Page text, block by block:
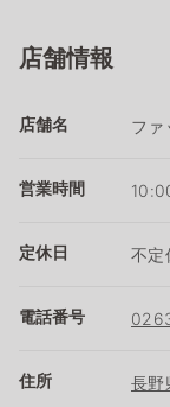
店舗情報
店舗名 ファ
営業時間
定休日 不定
電話番号
住所 長野